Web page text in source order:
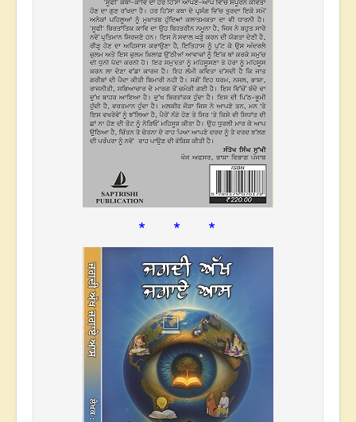
* * *